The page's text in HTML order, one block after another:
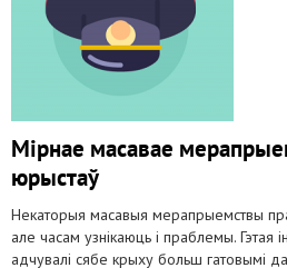
Мірнае масавае
юрыстаў
Некаторыя масавыя мерапрыемствы
але часам узнікаюць і праблемы.
адчувалі сябе крыху больш гатовымі